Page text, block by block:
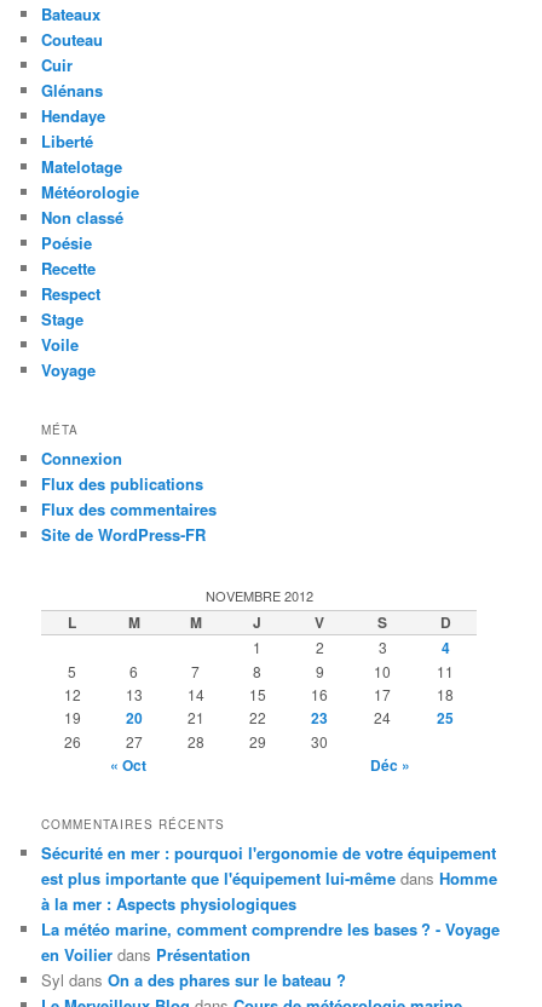
Bateaux
Couteau
Cuir
Glénans
Hendaye
Liberté
Matelotage
Météorologie
Non classé
Poésie
Recette
Respect
Stage
Voile
Voyage
MÉTA
Connexion
Flux des publications
Flux des commentaires
Site de WordPress-FR
NOVEMBRE 2012
L M M J V S D
1 2 3 4
5 6 7 8 9 10
11
12
13 14 15 16 17
18
19
20 21 22 23 24 25
26 27 28 29 30
« Oct Déc »
COMMENTAIRES RÉCENTS
Sécurité en mer : pourquoi l'ergonomie de votre équipement
est plus importante que l'équipement lui-même dansHomme
à la mer : Aspects physiologiques
La météo marine, comment comprendre les bases ? - Voyage
en Voilier dans Présentation
Syl dansOn a des phares sur le bateau ?